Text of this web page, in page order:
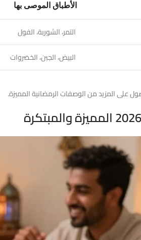
الأطباق الموصى بها
التمر، الشوربة، الفول
البيض، الجبن، الخضروات
على المزيد من الوصفات الرمضانية المميزة.